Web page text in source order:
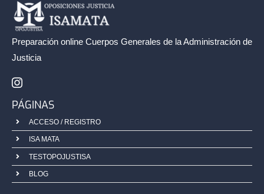
Preparación online Cuerpos Generales de laAdministración de
Justicia
PÁGINAS
ACCESO / REGISTRO
ISA MATA
TESTOPOJUSTISA
BLOG